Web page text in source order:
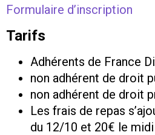
Formulaire d’inscription
Tarifs
Adhérents de France
non adhérent de droit
non adhérent de droit
Les frais de repas
du 12/10 et 20€ le